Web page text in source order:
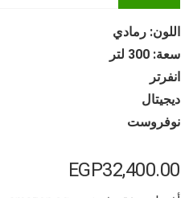
اللون: رمادي
سعة: 300 لتر
انفرتر
ديجيتال
نوفروست
EGP32,400.00